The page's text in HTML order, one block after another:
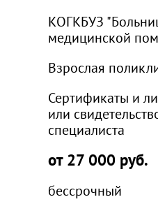
КОГКБУЗ
медицинской
Взрослая
Сертификаты и
или
специалиста
от 27 000 руб.
бессрочный